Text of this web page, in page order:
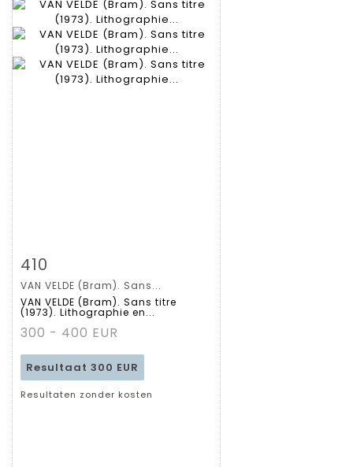
Gedetailleerde
fiche
410
VAN VELDE (Bram). Sans...
VAN VELDE (Bram). Sans titre
(1973). Lithographie en...
300 - 400 EUR
Resultaat 300 EUR
Resultaten zonder kosten